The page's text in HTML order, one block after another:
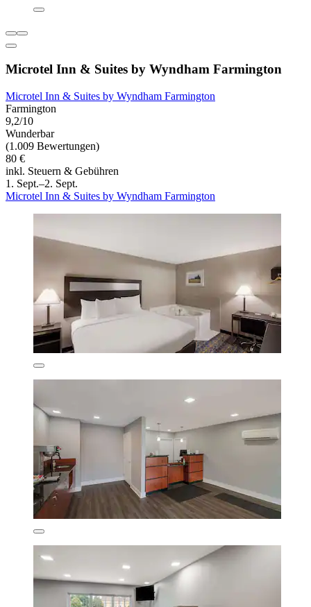
Microtel Inn & Suites by Wyndham Farmington
Microtel Inn & Suites by Wyndham Farmington
Farmington
9,2/10
Wunderbar
(1.009 Bewertungen)
80 €
inkl. Steuern & Gebühren
1. Sept.–2. Sept.
Microtel Inn & Suites by Wyndham Farmington